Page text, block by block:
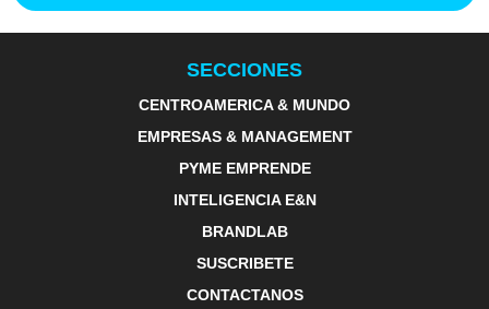
SECCIONES
CENTROAMERICA & MUNDO
EMPRESAS & MANAGEMENT
PYME EMPRENDE
INTELIGENCIA E&N
BRANDLAB
SUSCRIBETE
CONTACTANOS